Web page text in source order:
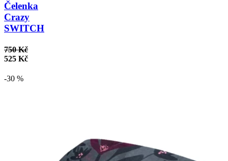
Čelenka
Crazy
SWITCH
750 Kč
525 Kč
-30 %